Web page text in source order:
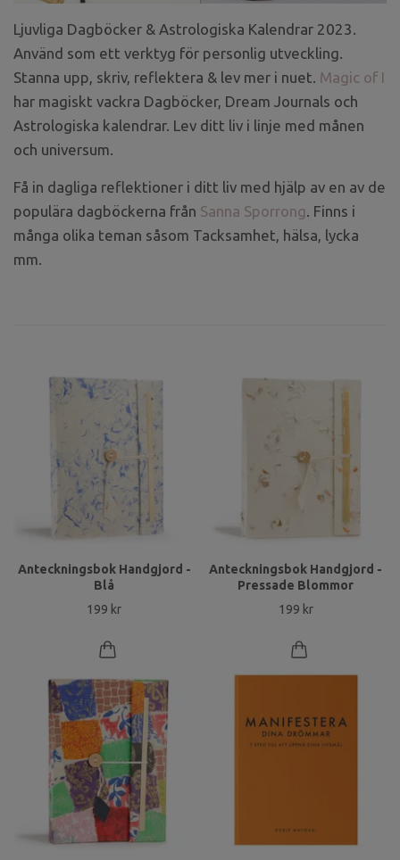
Ljuvliga Dagböcker & Astrologiska Kalendrar 2023.
Använd som ett verktyg för personlig utveckling.
Stanna upp, skriv, reflektera & lev mer i nuet. Magic of I
har magiskt vackra Dagböcker, Dream Journals och
Astrologiska kalendrar. Lev ditt liv i linje med månen
och universum.
Få in dagliga reflektioner i ditt liv med hjälp av en av de
populära dagböckerna från Sanna Sporrong. Finns i
många olika teman såsom Tacksamhet, hälsa, lycka
mm.
Anteckningsbok Handgjord -
Blå
199 kr
Anteckningsbok Handgjord -
Pressade Blommor
199 kr